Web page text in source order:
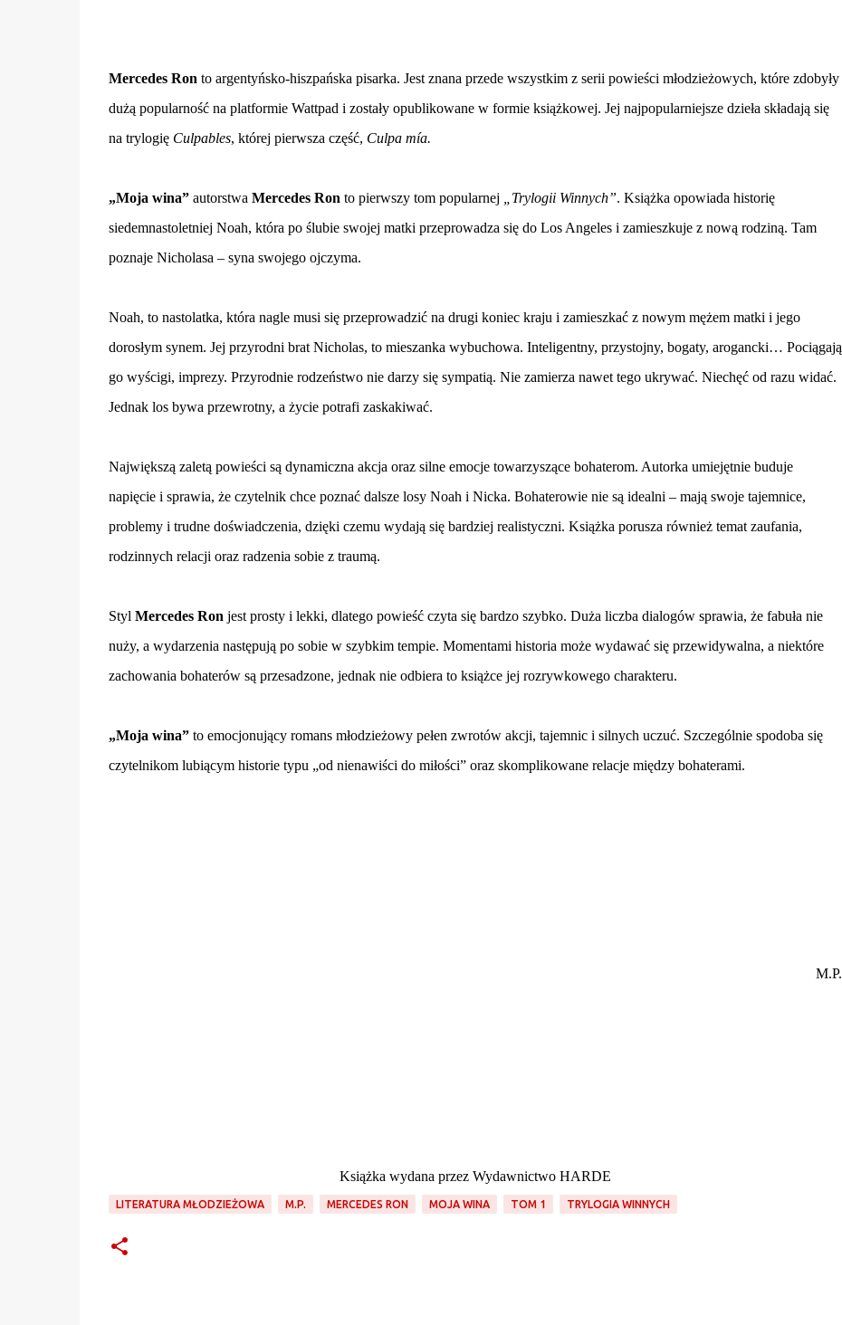
Mercedes Ron to argentyńsko-hiszpańska pisarka. Jest znana przede wszystkim z serii powieści młodzieżowych, które zdobyły
dużą popularność na platformie Wattpad i zostały opublikowane w formie książkowej. Jej najpopularniejsze dzieła składają się
na trylogię Culpables, której pierwsza część, Culpa mía.
„Moja wina”autorstwa Mercedes Ron to pierwszy tom popularnej „Trylogii Winnych”. Książka opowiada historię
siedemnastoletniej Noah, która po ślubie swojej matki przeprowadza się do Los Angeles i zamieszkuje z nową rodziną. Tam
poznaje Nicholasa – syna swojego ojczyma.
Noah, to nastolatka, która nagle musi się przeprowadzić na drugi koniec kraju i zamieszkać z nowym mężem matki i jego
dorosłym synem. Jej przyrodni brat Nicholas, to mieszanka wybuchowa. Inteligentny, przystojny, bogaty, arogancki… Pociągają
go wyścigi, imprezy. Przyrodnie rodzeństwo nie darzy się sympatią. Nie zamierza nawet tego ukrywać. Niechęć od razu widać.
Jednak los bywa przewrotny, a życie potrafi zaskakiwać.
Największą zaletą powieści są dynamiczna akcja oraz silne emocje towarzyszące bohaterom. Autorka umiejętnie buduje
napięcie i sprawia, że czytelnik chce poznać dalsze losy Noah i Nicka. Bohaterowie nie są idealni – mają swoje tajemnice,
problemy i trudne doświadczenia, dzięki czemu wydają się bardziej realistyczni. Książka porusza również temat zaufania,
rodzinnych relacji oraz radzenia sobie z traumą.
Styl Mercedes Ron jest prosty i lekki, dlatego powieść czyta się bardzo szybko. Duża liczba dialogów sprawia, że fabuła nie
nuży, a wydarzenia następują po sobie w szybkim tempie. Momentami historia może wydawać się przewidywalna, a niektóre
zachowania bohaterów są przesadzone, jednak nie odbiera to książce jej rozrywkowego charakteru.
„Moja wina”to emocjonujący romans młodzieżowy pełen zwrotów akcji, tajemnic i silnych uczuć. Szczególnie spodoba się
czytelnikom lubiącym historie typu „od nienawiści do miłości” oraz skomplikowane relacje między bohaterami.
M.P.
Książka wydana przez Wydawnictwo HARDE
LITERATURA MŁODZIEŻOWA M.P. MERCEDES RON MOJA WINA TOM 1 TRYLOGIA WINNYCH